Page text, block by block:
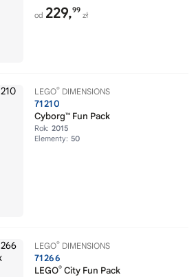
od 229,99
zł
LEGO® DIMENSIONS
71210
Cyborg™ Fun Pack
Rok: 2015
Elementy: 50
LEGO® DIMENSIONS
71266
LEGO® City Fun Pack